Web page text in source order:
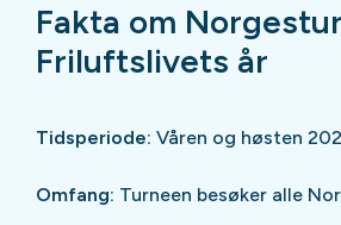
Fakta om
Friluftslivets år
Tidsperiode: Våren og høsten
Omfang: Turneen besøker alle